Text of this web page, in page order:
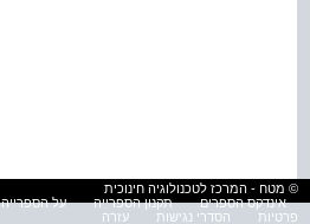
© מטח - המרכז לטכנולוגיה חינוכית
אינדקס הספרים
תקנון הספרייה על הספרייה
פרטיות
הסדרי נגישות עזרה